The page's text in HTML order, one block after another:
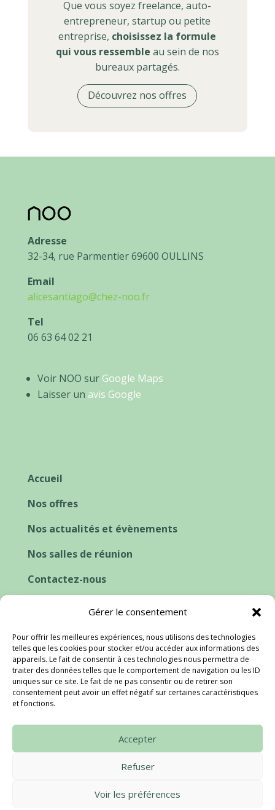
Gérer le consentement
Pour offrir les meilleures expériences, nous utilisons des technologies
telles que les cookies pour stocker et/ou accéder aux informations des
appareils. Le fait de consentir à ces technologies nous permettra de
traiter des données telles que le comportement de navigation ou les ID
uniques sur ce site. Le fait de ne pas consentir ou de retirer son
consentement peut avoir un effet négatif sur certaines caractéristiques
et fonctions.
Accepter
Refuser
Voir les préférences
Que vous soyez freelance, auto-
entrepreneur, startup ou petite
entreprise, choisissez la formule
qui vous ressemble au sein de nos
bureaux partagés.
Découvrez nos offres
Adresse
32-34, rue Parmentier 69600 OULLINS
Email
alicesantiago@chez-noo.fr
Tel
06 63 64 02 21
Voir NOO sur Google Maps
Laisser un avis Google
Accueil
Nos offres
Nos actualités et évènements
Nos salles de réunion
Contactez-nous